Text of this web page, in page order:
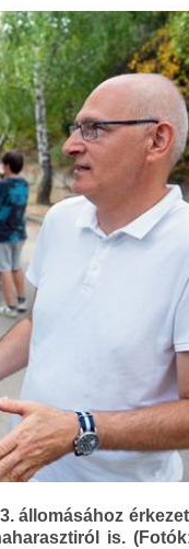
állomásához
is.